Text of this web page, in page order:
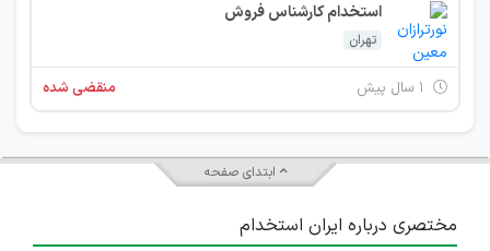
استخدام کارشناس فروش
تهران
منقضی شده
ابتدای صفحه
مختصری درباره ایران استخدام